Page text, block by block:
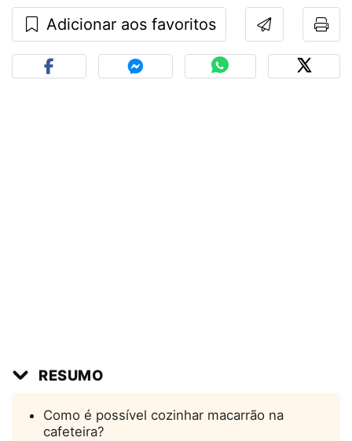
Adicionar aos favoritos
RESUMO
Como é possível cozinhar macarrão na
cafeteira?